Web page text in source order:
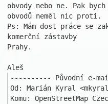
obvody nebo ne. Pak
obvodů neměl nic proti.
Ps: Mám dost práce se
komerční zástavby
Prahy.
---------- Původní e-
Od: Marián Kyral
Komu: OpenStreetMap